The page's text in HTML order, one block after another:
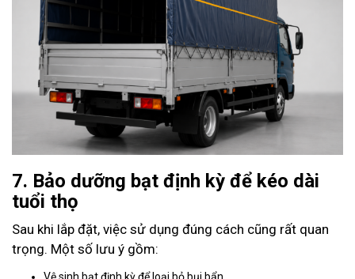
7. Bảo dưỡng bạt định kỳ để kéo dài
tuổi thọ
Sau khi lắp đặt, việc sử dụng đúng cách cũng rất quan
trọng. Một số lưu ý gồm:
Vệ sinh bạt định kỳ để loại bỏ bụi bẩn.